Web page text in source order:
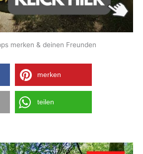
merken & deinen Freunden
merken
teilen